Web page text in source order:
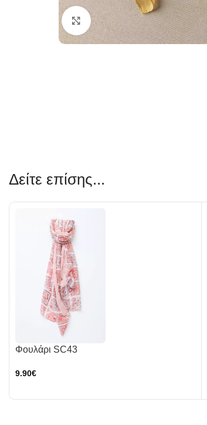
Κλικ για μεγέθυνση
Δείτε επίσης...
Φουλάρι SC43
9.90€